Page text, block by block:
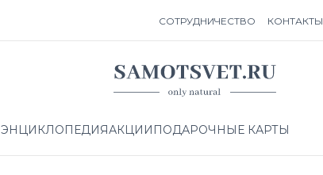
СОТРУДНИЧЕСТВО КОНТАКТЫ
ЭНЦИКЛОПЕДИЯАКЦИИ ПОДАРОЧНЫЕ КАРТЫ